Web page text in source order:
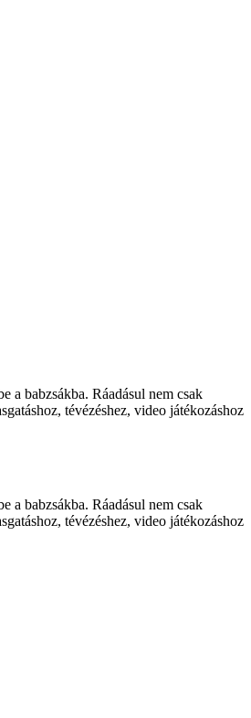
a babzsákba. Ráadásul nem csak
tévézéshez, video játékozáshoz
a babzsákba. Ráadásul nem csak
tévézéshez, video játékozáshoz